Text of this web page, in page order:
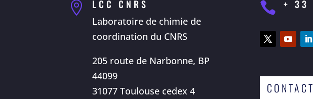
 LCC CNRS
Laboratoire de chimie de
coordination du CNRS
205 route de Narbonne, BP
44099
31077 Toulouse cedex 4
 + 33
CONTACT